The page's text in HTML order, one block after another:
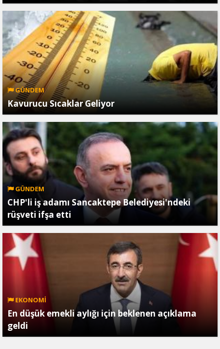
GÜNDEM
Kavurucu Sıcaklar Geliyor
GÜNDEM
CHP'li iş adamı Sancaktepe Belediyesi'ndeki
rüşveti ifşa etti
EKONOMİ
En düşük emekli aylığı için beklenen açıklama
geldi